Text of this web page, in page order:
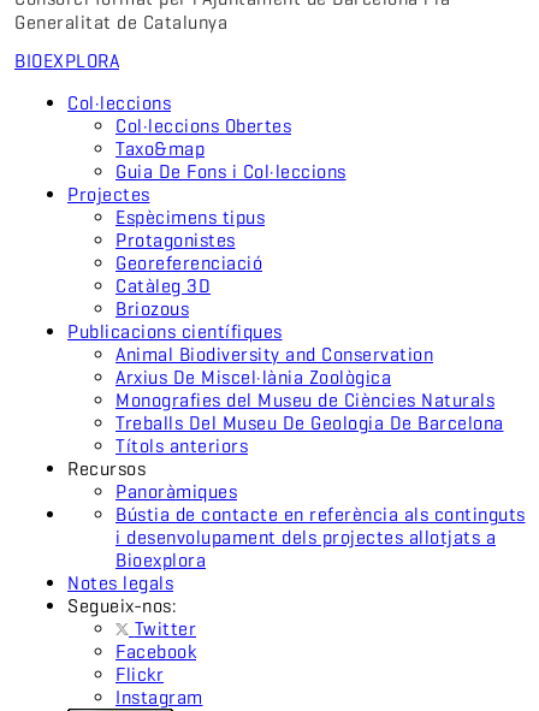
Generalitat de Catalunya
BIOEXPLORA
Col·leccions
Col·leccions Obertes
Taxo&map
Guia De Fons i Col·leccions
Projectes
Espècimens tipus
Protagonistes
Georeferenciació
Catàleg 3D
Briozous
Publicacions científiques
Animal Biodiversity and Conservation
Arxius De Miscel·lània Zoològica
Monografies del Museu de Ciències Naturals
Treballs Del Museu De Geologia De Barcelona
Títols anteriors
Recursos
Panoràmiques
Bústia de contacte en referència als continguts
i desenvolupament dels projectes allotjats a
Bioexplora
Notes legals
Segueix-nos:
Twitter
Facebook
Flickr
Instagram